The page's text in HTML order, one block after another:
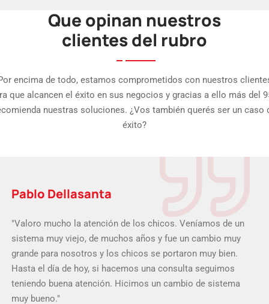
Que opinan nuestros
clientes del rubro
encima de todo, estamos comprometidos con nuestros
que alcancen el éxito en sus negocios y gracias a ello más del
nuestras soluciones. ¿Vos también querés ser un caso
éxito?
Juan Gómez
"Es fenomenal el sistema, no le falta nada, es muy completo.
La implementación estuvo muy bien; el implementador
siempre estuvo dispuesto a solucionarnos las dudas,
siempre nos acompañó. Estoy muy conforme con el
sistema."